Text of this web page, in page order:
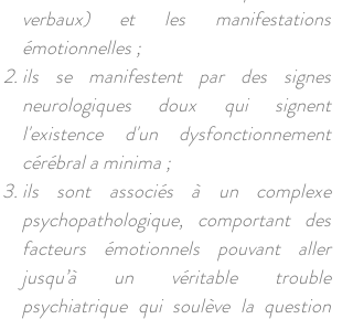
verbaux) et les manifestations
émotionnelles ;
ils se manifestent par des signes
neurologiques doux qui signent
l'existence d'un dysfonctionnement
cérébral a minima ;
ils sont associés à un complexe
psychopathologique, comportant des
facteurs émotionnels pouvant aller
jusqu’à un véritable trouble
psychiatrique qui soulève la question